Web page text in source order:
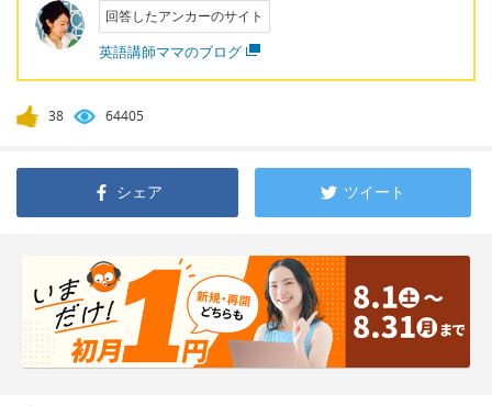
回答したアンカーのサイト
英語講師ママのブログ
38 64405
シェア ツイート